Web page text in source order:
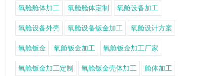
氧舱舱体加工 氧舱舱体定制 氧舱设备加工
氧舱设备外壳 氧舱设备钣金加工 氧舱设计方案
氧舱钣金 氧舱钣金加工 氧舱钣金加工厂家
氧舱钣金加工定制 氧舱钣金壳体加工 舱体加工